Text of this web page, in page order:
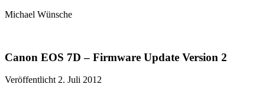
Michael Wünsche
Canon EOS 7D – Firmware Update Version 2
Veröffentlicht 2. Juli 2012